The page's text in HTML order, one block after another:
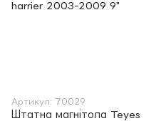
Артикул: 70029
Штатна магнітола Teyes